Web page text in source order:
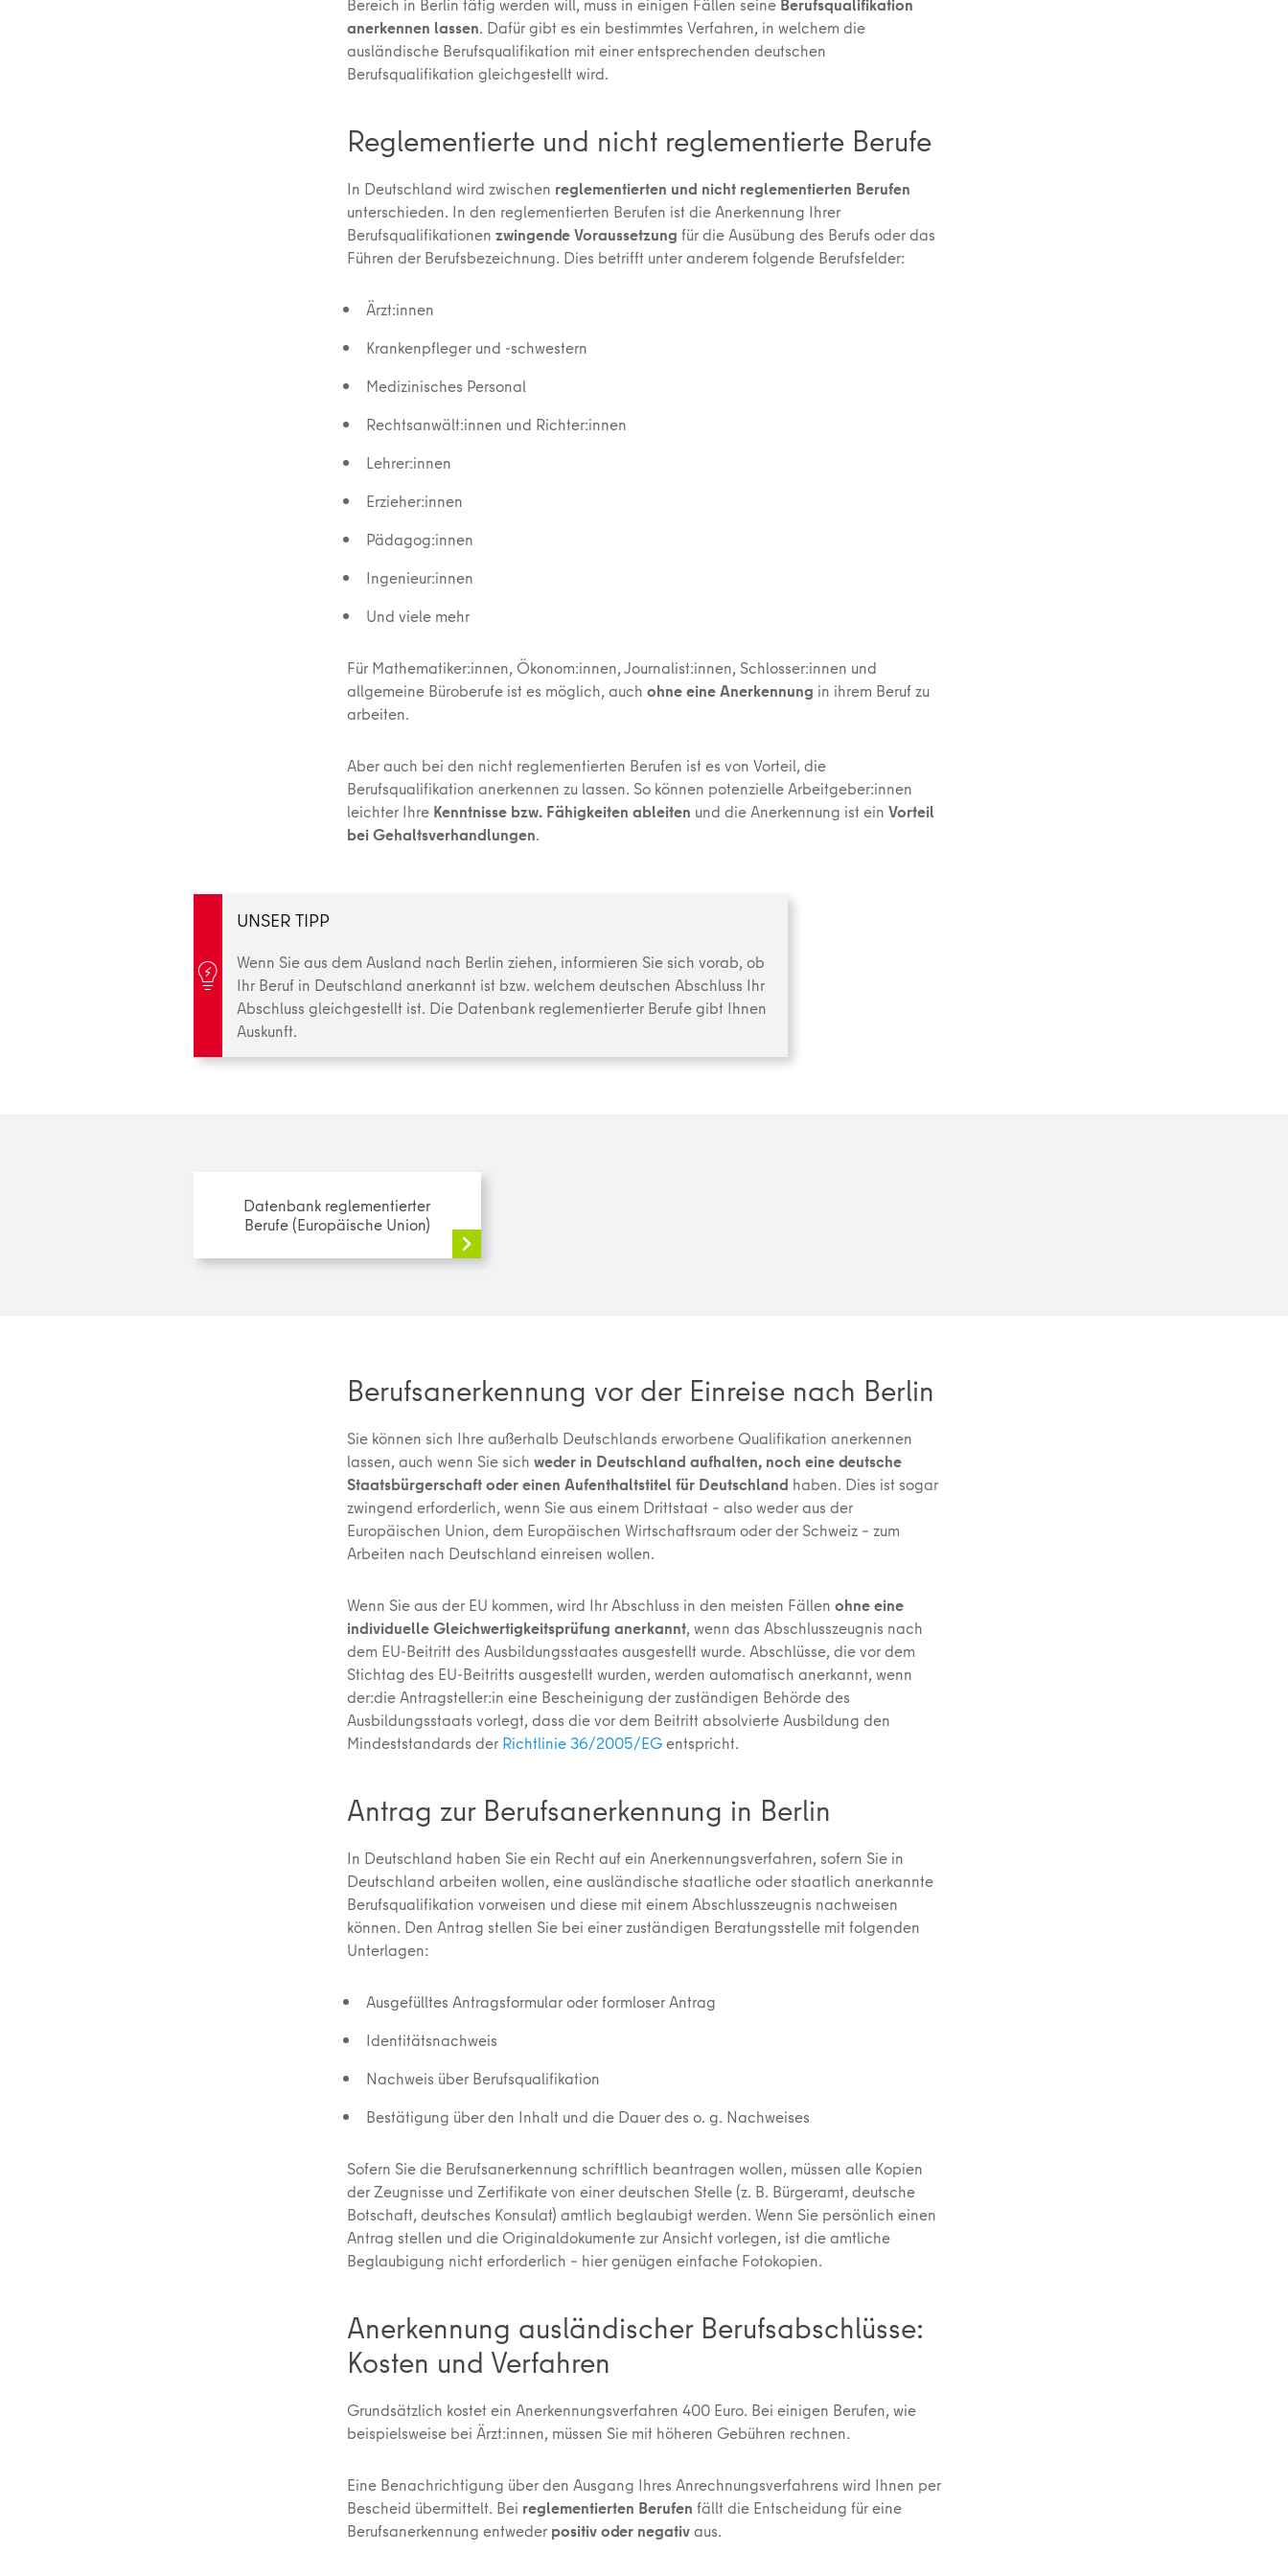
anerkennen lassen. Dafür gibt es ein bestimmtes Verfahren, in welchem die
ausländische Berufsqualifikation mit einer entsprechenden deutschen
Berufsqualifikation gleichgestellt wird.
Reglementierte und nicht reglementierte Berufe
In Deutschland wird zwischen reglementierten und nicht reglementierten Berufen
unterschieden. In den reglementierten Berufen ist die Anerkennung Ihrer
Berufsqualifikationen zwingende Voraussetzung für die Ausübung des Berufs oder das
Führen der Berufsbezeichnung. Dies betrifft unter anderem folgende Berufsfelder:
Ärzt:innen
Krankenpfleger und -schwestern
Medizinisches Personal
Rechtsanwält:innen und Richter:innen
Lehrer:innen
Erzieher:innen
Pädagog:innen
Ingenieur:innen
Und viele mehr
Für Mathematiker:innen, Ökonom:innen, Journalist:innen, Schlosser:innen und
allgemeine Büroberufe ist es möglich, auch ohne eine Anerkennung in ihrem Beruf zu
arbeiten.
Aber auch bei den nicht reglementierten Berufen ist es von Vorteil, die
Berufsqualifikation anerkennen zu lassen. So können potenzielle Arbeitgeber:innen
leichter Ihre Kenntnisse bzw. Fähigkeiten ableiten und die Anerkennung ist ein Vorteil
bei Gehaltsverhandlungen.
UNSER TIPP
Wenn Sie aus dem Ausland nach Berlin ziehen, informieren Sie sich vorab, ob
Ihr Beruf in Deutschland anerkannt ist bzw. welchem deutschen Abschluss Ihr
Abschluss gleichgestellt ist. Die Datenbank reglementierter Berufe gibt Ihnen
Auskunft.
Datenbank reglementierter
Berufe (Europäische Union)
Berufsanerkennung vor der Einreise nach Berlin
Sie können sich Ihre außerhalb Deutschlands erworbene Qualifikation anerkennen
lassen, auch wenn Sie sich weder in Deutschland aufhalten, noch eine deutsche
Staatsbürgerschaft oder einen Aufenthaltstitel für Deutschland haben. Dies ist sogar
zwingend erforderlich, wenn Sie aus einem Drittstaat – also weder aus der
Europäischen Union, dem Europäischen Wirtschaftsraum oder der Schweiz – zum
Arbeiten nach Deutschland einreisen wollen.
Wenn Sie aus der EU kommen, wird Ihr Abschluss in den meisten Fällen ohne eine
individuelle Gleichwertigkeitsprüfung anerkannt, wenn das Abschlusszeugnis nach
dem EU-Beitritt des Ausbildungsstaates ausgestellt wurde. Abschlüsse, die vor dem
Stichtag des EU-Beitritts ausgestellt wurden, werden automatisch anerkannt, wenn
der:die Antragsteller:in eine Bescheinigung der zuständigen Behörde des
Ausbildungsstaats vorlegt, dass die vor dem Beitritt absolvierte Ausbildung den
Mindeststandards der Richtlinie 36/2005/EGentspricht.
Antrag zur Berufsanerkennung in Berlin
In Deutschland haben Sie ein Recht auf ein Anerkennungsverfahren, sofern Sie in
Deutschland arbeiten wollen, eine ausländische staatliche oder staatlich anerkannte
Berufsqualifikation vorweisen und diese mit einem Abschlusszeugnis nachweisen
können. Den Antrag stellen Sie bei einer zuständigen Beratungsstelle mit folgenden
Unterlagen:
Ausgefülltes Antragsformular oder formloser Antrag
Identitätsnachweis
Nachweis über Berufsqualifikation
Bestätigung über den Inhalt und die Dauer des o. g. Nachweises
Sofern Sie die Berufsanerkennung schriftlich beantragen wollen, müssen alle Kopien
der Zeugnisse und Zertifikate von einer deutschen Stelle (z. B. Bürgeramt, deutsche
Botschaft, deutsches Konsulat) amtlich beglaubigt werden. Wenn Sie persönlich einen
Antrag stellen und die Originaldokumente zur Ansicht vorlegen, ist die amtliche
Beglaubigung nicht erforderlich – hier genügen einfache Fotokopien.
Anerkennung ausländischer Berufsabschlüsse:
Kosten und Verfahren
Grundsätzlich kostet ein Anerkennungsverfahren 400 Euro. Bei einigen Berufen, wie
beispielsweise bei Ärzt:innen, müssen Sie mit höheren Gebühren rechnen.
Eine Benachrichtigung über den Ausgang Ihres Anrechnungsverfahrens wird Ihnen per
Bescheid übermittelt. Bei reglementierten Berufen fällt die Entscheidung für eine
Berufsanerkennung entweder positiv oder negativaus.